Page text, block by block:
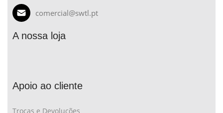
comercial@swtl.pt
A nossa loja
Apoio ao cliente
Trocas e Devoluções